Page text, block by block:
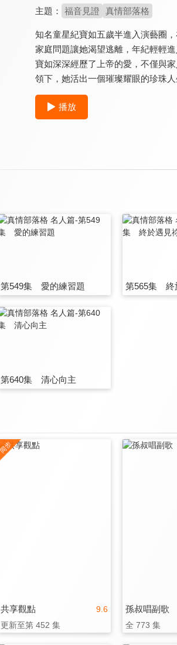
主題： 福音見證 真情部落格
知名童星紀寶如五歲半進入演藝圈
家庭問題讓她渴望逃離，年紀輕輕
寶如深深經歷了上帝的愛，不僅與
領下，她活出一個璀璨耀眼的珍珠人
播放
第549集 愛的練習題 第565集 終
第640集 清心向主
9.6
共享觀點
更新至第 452 集
孫叔唱副歌
全 773 集